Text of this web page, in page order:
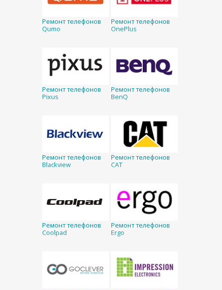
Ремонт телефонов
Qumo
Ремонт телефонов
OnePlus
Ремонт телефонов
Pixus
Ремонт телефонов
BenQ
Ремонт телефонов
Blackview
Ремонт телефонов
CAT
Ремонт телефонов
Coolpad
Ремонт телефонов
Ergo